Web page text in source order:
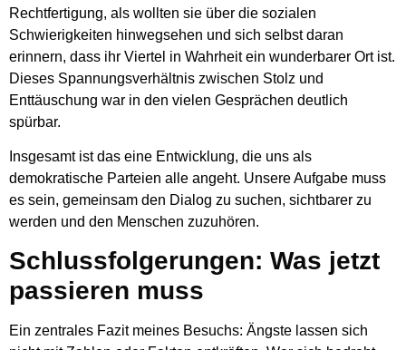
Rechtfertigung, als wollten sie über die sozialen
Schwierigkeiten hinwegsehen und sich selbst daran
erinnern, dass ihr Viertel in Wahrheit ein wunderbarer Ort ist.
Dieses Spannungsverhältnis zwischen Stolz und
Enttäuschung war in den vielen Gesprächen deutlich
spürbar.
Insgesamt ist das eine Entwicklung, die uns als
demokratische Parteien alle angeht. Unsere Aufgabe muss
es sein, gemeinsam den Dialog zu suchen, sichtbarer zu
werden und den Menschen zuzuhören.
Schlussfolgerungen: Was jetzt
passieren muss
Ein zentrales Fazit meines Besuchs: Ängste lassen sich